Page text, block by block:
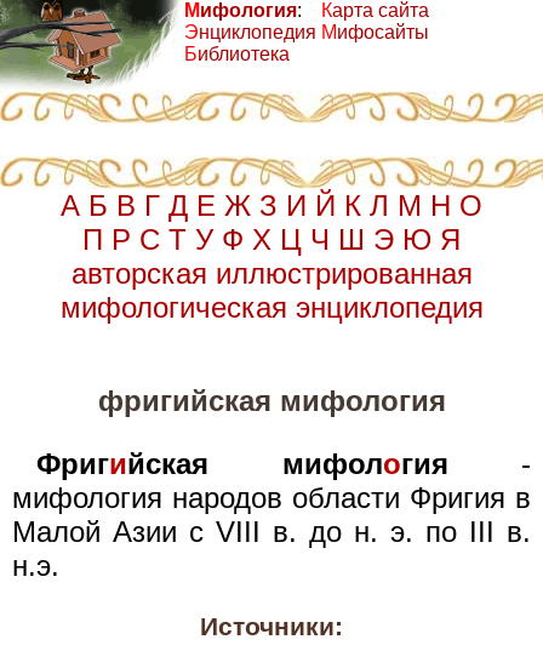
Мифология:
Энциклопедия
Библиотека
Карта сайта
Мифосайты
А Б В Г Д Е Ж З И Й К Л М Н О
П Р С Т У Ф Х Ц Ч Ш Э Ю Я
авторская иллюстрированная
мифологическая энциклопедия
фригийская мифология
Фригийская мифология -
мифология народов области Фригия в
Малой Азии с VIII в. до н. э. по III в.
н.э.
Источники: